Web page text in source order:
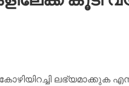
ലഭ്യമാക്കുക